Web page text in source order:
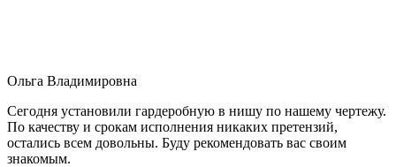
Ольга Владимировна
Сегодня установили гардеробную в нишу по нашему чертежу.
По качеству и срокам исполнения никаких претензий,
остались всем довольны. Буду рекомендовать вас своим
знакомым.